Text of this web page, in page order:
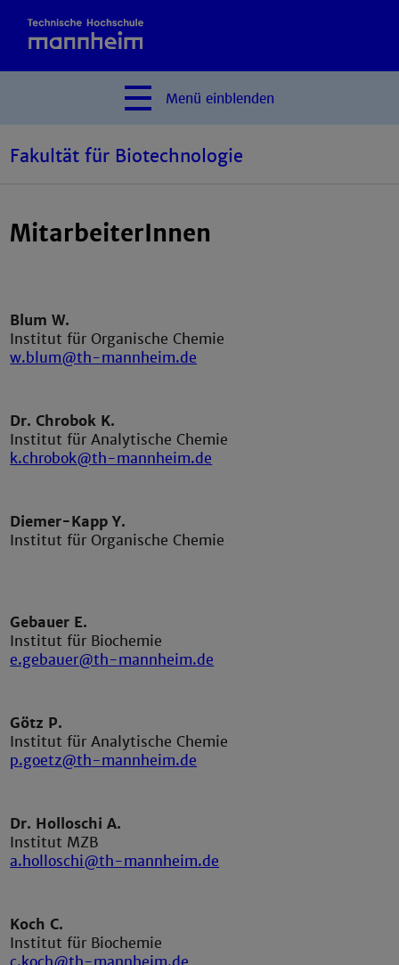
Menü einblenden
Fakultät für Biotechnologie
MitarbeiterInnen
Blum W.
Institut für Organische Chemie
w.blum@th-mannheim.de
Dr. Chrobok K.
Institut für Analytische Chemie
k.chrobok@th-mannheim.de
Diemer-Kapp Y.
Institut für Organische Chemie
Gebauer E.
Institut für Biochemie
e.gebauer@th-mannheim.de
Götz P.
Institut für Analytische Chemie​​​​​​​
p.goetz@th-mannheim.de
Dr. Holloschi A.
Institut MZB
a.holloschi@th-mannheim.de
Koch C.
Institut für Biochemie